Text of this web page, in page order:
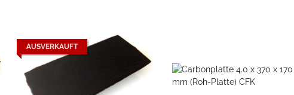
AUSVERKAUFT